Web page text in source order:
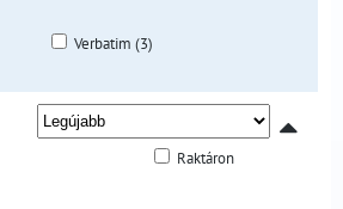
Verbatim (3)
Raktáron